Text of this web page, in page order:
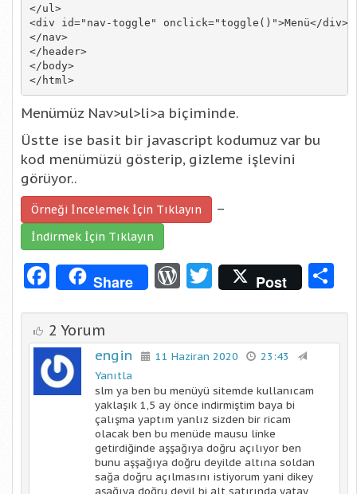
</ul>
<div id="nav-toggle" onclick="toggle()">Menü</div>
</nav>
</header>
</body>
</html>
Menümüz Nav>ul>li>a biçiminde.
Üstte ise basit bir javascript kodumuz var bu
kod menümüzü gösterip, gizleme işlevini
görüyor..
Örneği İncelemek İçin Tıklayın –
İndirmek İçin Tıklayın
Facebook
Share WordPress
Twitter
Post
2 Yorum
engin 11 Haziran 2020
23:43
Yanıtla
slm ya ben bu menüyü sitemde kullanıcam
yaklaşık 1,5 ay önce indirmiştim baya bi
çalışma yaptım yanlız sizden bir ricam
olacak ben bu menüde mausu linke
getirdiğinde aşşağıya doğru açılıyor ben
bunu aşşağıya doğru deyilde altına soldan
sağa doğru açılmasını istiyorum yani dikey